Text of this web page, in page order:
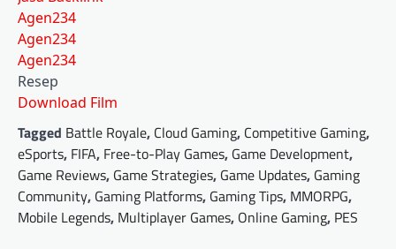
Agen234
Agen234
Agen234
Resep
Download Film
Tagged Battle Royale, Cloud Gaming, Competitive Gaming,
eSports, FIFA, Free-to-Play Games, Game Development,
Game Reviews, Game Strategies, Game Updates, Gaming
Community, Gaming Platforms, Gaming Tips, MMORPG,
Mobile Legends, Multiplayer Games, Online Gaming, PES